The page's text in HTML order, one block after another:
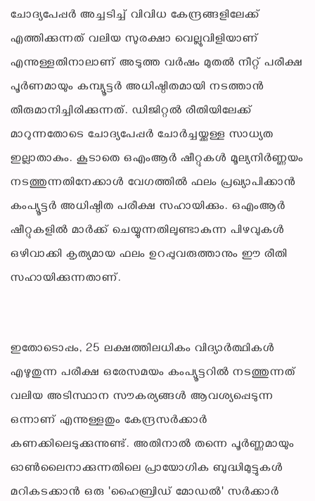
ചോദ്യപേപ്പർ അച്ചടിച്ച് വിവിധ കേന്ദ്രങ്ങളിലേക്ക്
എത്തിക്കുന്നത് വലിയ സുരക്ഷാ വെല്ലുവിളിയാണ്
എന്നുള്ളതിനാലാണ് അടുത്ത വർഷം മുതൽ നീറ്റ് പരീക്ഷ
പൂർണമായും കമ്പ്യൂട്ടർ അധിഷ്ഠിതമായി നടത്താൻ
തീരുമാനിച്ചിരിക്കുന്നത്. ഡിജിറ്റൽ രീതിയിലേക്ക്
മാറുന്നതോടെ ചോദ്യപേപ്പർ ചോർച്ചയ്ക്കുള്ള സാധ്യത
ഇല്ലാതാകും. കൂടാതെ ഒഎംആർ ഷീറ്റുകൾ മൂല്യനിർണ്ണയം
നടത്തുന്നതിനേക്കാൾ വേഗത്തിൽ ഫലം പ്രഖ്യാപിക്കാൻ
കംപ്യൂട്ടർ അധിഷ്ഠിത പരീക്ഷ സഹായിക്കും. ഒഎംആർ
ഷീറ്റുകളിൽ മാർക്ക് ചെയ്യുന്നതിലുണ്ടാകുന്ന പിഴവുകൾ
ഒഴിവാക്കി കൃത്യമായ ഫലം ഉറപ്പുവരുത്താനും ഈ രീതി
സഹായിക്കുന്നതാണ്.
ഇതോടൊപ്പം, 25 ലക്ഷത്തിലധികം വിദ്യാർത്ഥികൾ
എഴുതുന്ന പരീക്ഷ ഒരേസമയം കംപ്യൂട്ടറിൽ നടത്തുന്നത്
വലിയ അടിസ്ഥാന സൗകര്യങ്ങൾ ആവശ്യപ്പെടുന്ന
ഒന്നാണ് എന്നുള്ളതും കേന്ദ്രസർക്കാർ
കണക്കിലെടുക്കുന്നുണ്ട്. അതിനാൽ തന്നെ പൂർണ്ണമായും
ഓൺലൈനാക്കുന്നതിലെ പ്രായോഗിക ബുദ്ധിമുട്ടുകൾ
മറികടക്കാൻ ഒരു 'ഹൈബ്രിഡ് മോഡൽ' സർക്കാർ